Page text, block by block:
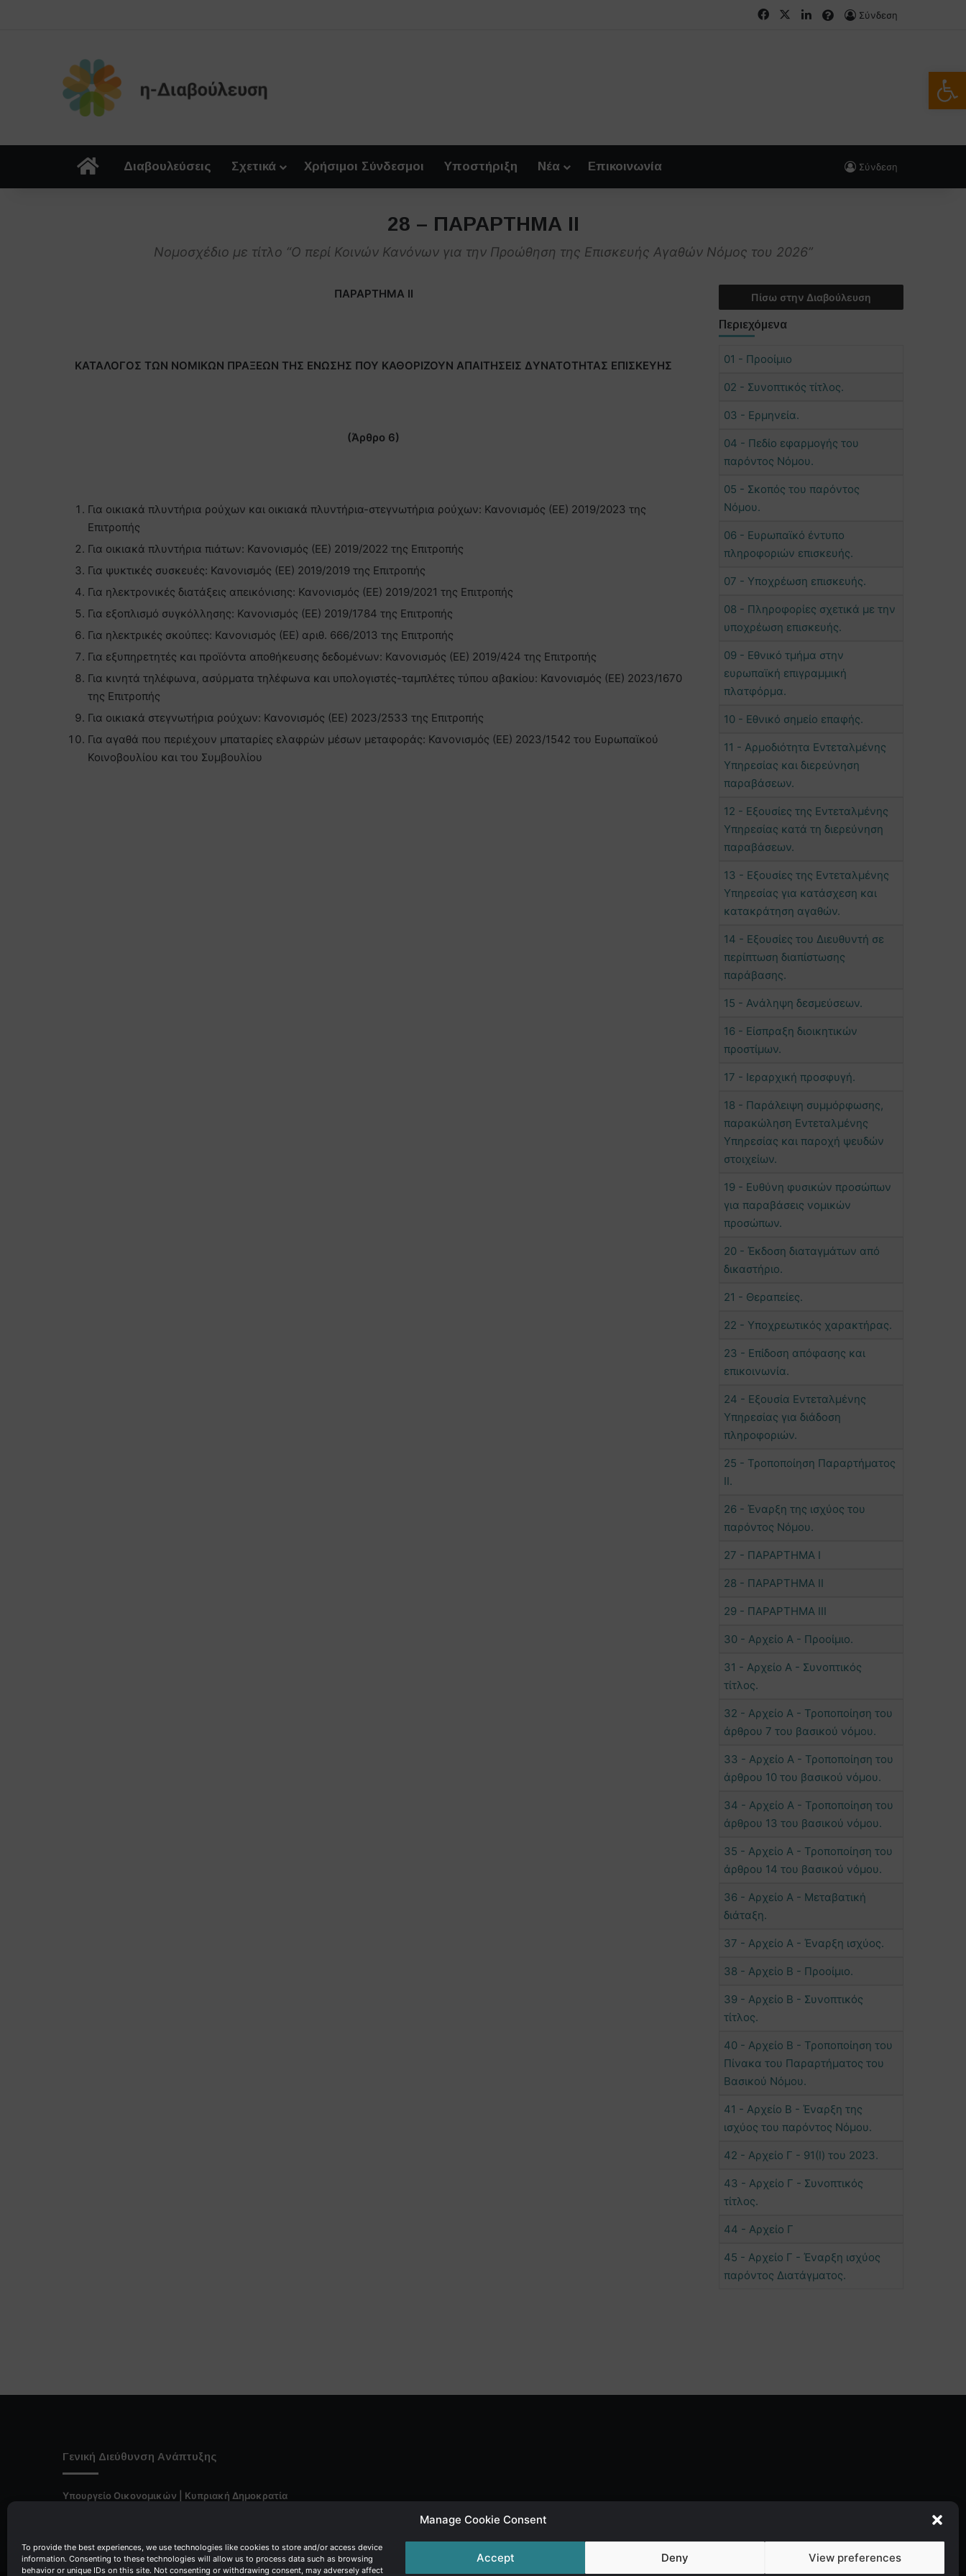
Manage Cookie Consent
To provide the best experiences, we use technologies like cookies to store and/or access device
information. Consenting to these technologies will allow us to process data such as browsing
behavior or unique IDs on this site. Not consenting or withdrawing consent, may adversely affect
Accept Deny View preferences
FacebookLinkedIn
FAQsΣύνδεση
ΑρχικήΔιαβουλεύσεις Σχετικά Χρήσιμοι Σύνδεσμοι Υποστήριξη Νέα Επικοινωνία Σύνδεση
28 – ΠΑΡΑΡΤΗΜΑ ΙΙ
Νομοσχέδιο με τίτλο “Ο περί Κοινών Κανόνων για την Προώθηση της Επισκευής Αγαθών Νόμος του 2026”
ΠΑΡΑΡΤΗΜΑ II
ΚΑΤΑΛΟΓΟΣ ΤΩΝ ΝΟΜΙΚΩΝ ΠΡΑΞΕΩΝ ΤΗΣ ΕΝΩΣΗΣ ΠΟΥ ΚΑΘΟΡΙΖΟΥΝ ΑΠΑΙΤΗΣΕΙΣ ΔΥΝΑΤΟΤΗΤΑΣ ΕΠΙΣΚΕΥΗΣ
(Άρθρο 6)
Για οικιακά πλυντήρια ρούχων και οικιακά πλυντήρια-στεγνωτήρια ρούχων: Κανονισμός (ΕΕ) 2019/2023 της
Επιτροπής
Για οικιακά πλυντήρια πιάτων: Κανονισμός (ΕΕ) 2019/2022 της Επιτροπής
Για ψυκτικές συσκευές: Κανονισμός (ΕΕ) 2019/2019 της Επιτροπής
Για ηλεκτρονικές διατάξεις απεικόνισης: Κανονισμός (ΕΕ) 2019/2021 της Επιτροπής
Για εξοπλισμό συγκόλλησης: Κανονισμός (ΕΕ) 2019/1784 της Επιτροπής
Για ηλεκτρικές σκούπες: Κανονισμός (ΕΕ) αριθ. 666/2013 της Επιτροπής
Για εξυπηρετητές και προϊόντα αποθήκευσης δεδομένων: Κανονισμός (ΕΕ) 2019/424 της Επιτροπής
Για κινητά τηλέφωνα, ασύρματα τηλέφωνα και υπολογιστές-ταμπλέτες τύπου αβακίου: Κανονισμός (ΕΕ) 2023/1670
της Επιτροπής
Για οικιακά στεγνωτήρια ρούχων: Κανονισμός (ΕΕ) 2023/2533 της Επιτροπής
Για αγαθά που περιέχουν μπαταρίες ελαφρών μέσων μεταφοράς: Κανονισμός (ΕΕ) 2023/1542 του Ευρωπαϊκού
Κοινοβουλίου και του Συμβουλίου
Πίσω στην Διαβούλευση
Περιεχόμενα
01 - Προοίμιο
02 - Συνοπτικός τίτλος.
03 - Ερμηνεία.
04 - Πεδίο εφαρμογής του
παρόντος Νόμου.
05 - Σκοπός του παρόντος
Νόμου.
06 - Ευρωπαϊκό έντυπο
πληροφοριών επισκευής.
07 - Υποχρέωση επισκευής.
08 - Πληροφορίες σχετικά με την
υποχρέωση επισκευής.
09 - Εθνικό τμήμα στην
ευρωπαϊκή επιγραμμική
πλατφόρμα.
10 - Εθνικό σημείο επαφής.
11 - Αρμοδιότητα Εντεταλμένης
Υπηρεσίας και διερεύνηση
παραβάσεων.
12 - Εξουσίες της Εντεταλμένης
Υπηρεσίας κατά τη διερεύνηση
παραβάσεων.
13 - Εξουσίες της Εντεταλμένης
Υπηρεσίας για κατάσχεση και
κατακράτηση αγαθών.
14 - Εξουσίες του Διευθυντή σε
περίπτωση διαπίστωσης
παράβασης.
15 - Ανάληψη δεσμεύσεων.
16 - Είσπραξη διοικητικών
προστίμων.
17 - Ιεραρχική προσφυγή.
18 - Παράλειψη συμμόρφωσης,
παρακώληση Εντεταλμένης
Υπηρεσίας και παροχή ψευδών
στοιχείων.
19 - Ευθύνη φυσικών προσώπων
για παραβάσεις νομικών
προσώπων.
20 - Έκδοση διαταγμάτων από
δικαστήριο.
21 - Θεραπείες.
22 - Υποχρεωτικός χαρακτήρας.
23 - Επίδοση απόφασης και
επικοινωνία.
24 - Εξουσία Εντεταλμένης
Υπηρεσίας για διάδοση
πληροφοριών.
25 - Τροποποίηση Παραρτήματος
ΙΙ.
26 - Έναρξη της ισχύος του
παρόντος Νόμου.
27 - ΠΑΡΑΡΤΗΜΑ Ι
28 - ΠΑΡΑΡΤΗΜΑ ΙΙ
29 - ΠΑΡΑΡΤΗΜΑ ΙΙΙ
30 - Αρχείο Α - Προοίμιο.
31 - Αρχείο Α - Συνοπτικός
τίτλος.
32 - Αρχείο Α - Τροποποίηση του
άρθρου 7 του βασικού νόμου.
33 - Αρχείο Α - Τροποποίηση του
άρθρου 10 του βασικού νόμου.
34 - Αρχείο Α - Τροποποίηση του
άρθρου 13 του βασικού νόμου.
35 - Αρχείο Α - Τροποποίηση του
άρθρου 14 του βασικού νόμου.
36 - Αρχείο Α - Μεταβατική
διάταξη.
37 - Αρχείο Α - Έναρξη ισχύος.
38 - Αρχείο Β - Προοίμιο.
39 - Αρχείο Β - Συνοπτικός
τίτλος.
40 - Αρχείο Β - Τροποποίηση του
Πίνακα του Παραρτήματος του
Βασικού Νόμου.
41 - Αρχείο Β - Έναρξη της
ισχύος του παρόντος Νόμου.
42 - Αρχείο Γ - 91(Ι) του 2023.
43 - Αρχείο Γ - Συνοπτικός
τίτλος.
44 - Αρχείο Γ
45 - Αρχείο Γ - Έναρξη ισχύος
παρόντος Διατάγματος.
Γενική Διεύθυνση Ανάπτυξης
Υπουργείο Οικονομικών | Κυπριακή Δημοκρατία